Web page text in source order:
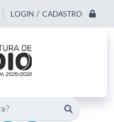
LOGIN / CADASTRO